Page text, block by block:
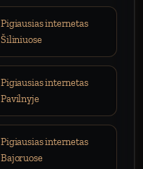
Pigiausias internetas
Šiliniuose
Pigiausias internetas
Pavilnyje
Pigiausias internetas
Bajoruose